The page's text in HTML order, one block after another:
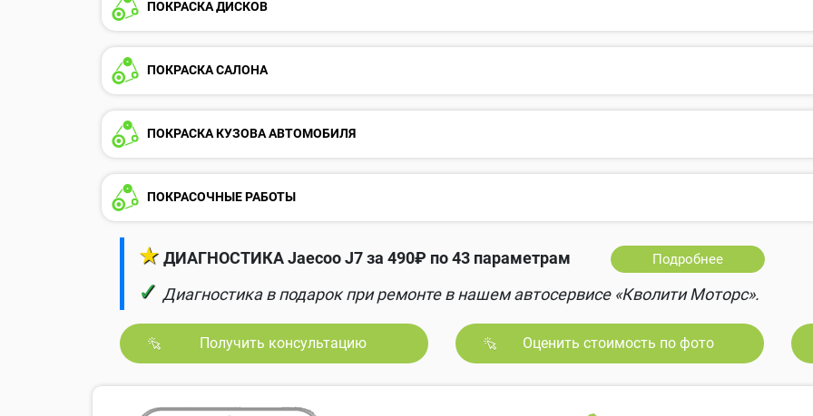
ПОКРАСКА ДИСКОВ
ПОКРАСКА САЛОНА
ПОКРАСКА КУЗОВА АВТОМОБИЛЯ
ПОКРАСОЧНЫЕ РАБОТЫ
★ ДИАГНОСТИКА Jaecoo J7 за 490₽ по 43 параметрам Подробнее
✓ Диагностика в подарок при ремонте в нашем автосервисе «Кволити Моторс».
Получить консультацию Оценить стоимость по фото